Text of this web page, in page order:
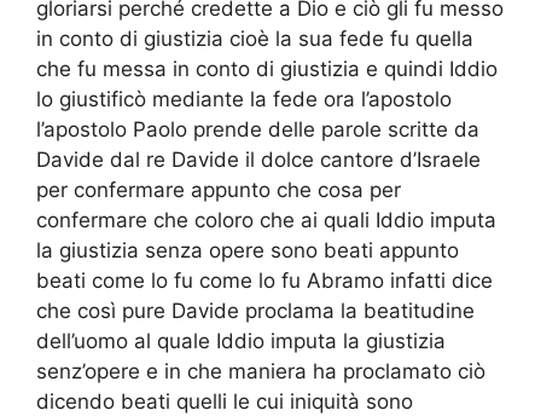
gloriarsi perché credette a Dio e ciò gli fu messo
in conto di giustizia cioè la sua fede fu quella
che fu messa in conto di giustizia e quindi Iddio
lo giustificò mediante la fede ora l’apostolo
l’apostolo Paolo prende delle parole scritte da
Davide dal re Davide il dolce cantore d’Israele
per confermare appunto che cosa per
confermare che coloro che ai quali Iddio imputa
la giustizia senza opere sono beati appunto
beati come lo fu come lo fu Abramo infatti dice
che così pure Davide proclama la beatitudine
dell’uomo al quale Iddio imputa la giustizia
senz’opere e in che maniera ha proclamato ciò
dicendo beati quelli le cui iniquità sono